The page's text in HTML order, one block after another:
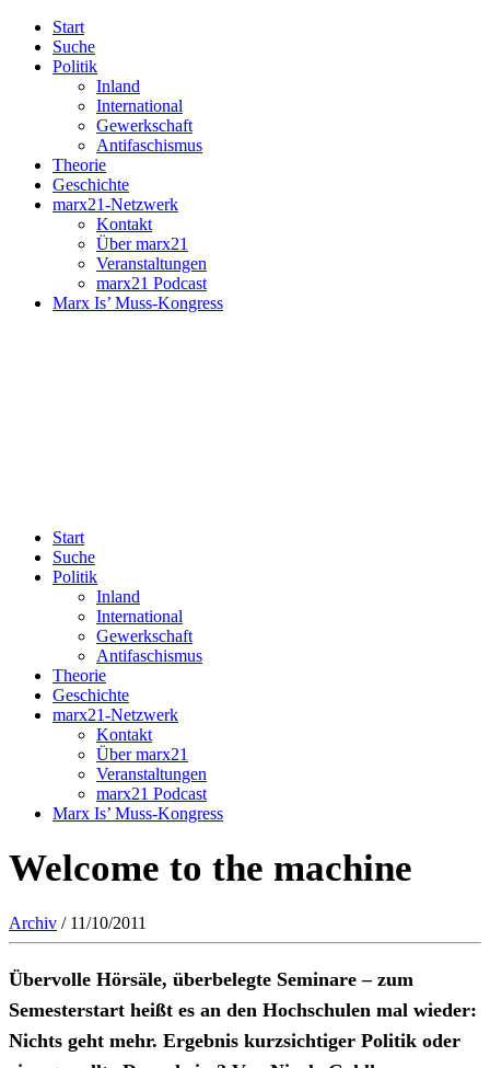
Start
Suche
Politik
Inland
International
Gewerkschaft
Antifaschismus
Theorie
Geschichte
marx21-Netzwerk
Kontakt
Über marx21
Veranstaltungen
marx21 Podcast
Marx Is’ Muss-Kongress
Start
Suche
Politik
Inland
International
Gewerkschaft
Antifaschismus
Theorie
Geschichte
marx21-Netzwerk
Kontakt
Über marx21
Veranstaltungen
marx21 Podcast
Marx Is’ Muss-Kongress
Welcome to the machine
Archiv / 11/10/2011
Übervolle Hörsäle, überbelegte Seminare – zum
Semesterstart heißt es an den Hochschulen mal wieder:
Nichts geht mehr. Ergebnis kurzsichtiger Politik oder